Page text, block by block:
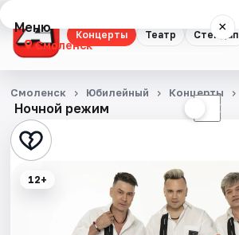
Концерты Театр Стендап
Меню ×
Смоленск
Концерты
Театр
Стендап
Ночной режим ☾
Смоленск Юбилейный Концерты
12+